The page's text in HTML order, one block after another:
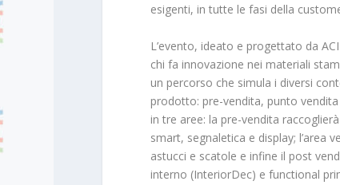
esigenti, in tutte le fasi della
L’evento, ideato e progettato da
chi fa innovazione nei materiali
un percorso che simula i diversi
prodotto: pre-vendita, punto
in tre aree: la pre-vendita
smart, segnaletica e display; l’area
astucci e scatole e infine il post
interno (InteriorDec) e functional